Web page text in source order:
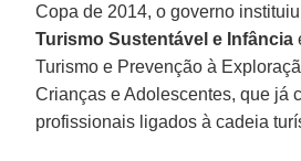
Copa de 2014, o governo
Turismo Sustentável e Infância
Turismo e Prevenção à
Crianças e Adolescentes, que já
profissionais ligados à cadeia